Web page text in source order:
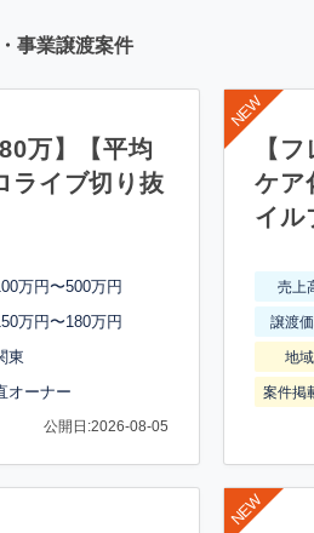
事業譲渡案件
万】【平均
ライブ切り抜
万円〜500万円
万円〜180万円
東
オーナー
公開日:2026-08-05
【
ケア
イル
売上
譲渡
地域
案件掲